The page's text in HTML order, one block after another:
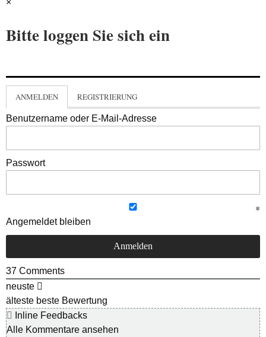
×
Bitte loggen Sie sich ein
ANMELDEN REGISTRIERUNG
Benutzername oder E-Mail-Adresse
Passwort
Angemeldet bleiben
37 Comments
neuste
älteste beste Bewertung
Inline Feedbacks
Alle Kommentare ansehen